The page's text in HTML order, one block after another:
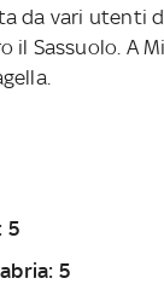
da vari utenti
il Sassuolo. A
5
5